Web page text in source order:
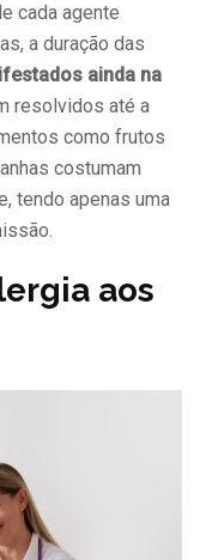
cada agente
a duração das
ainda na
resolvidos até a
como frutos
costumam
tendo apenas uma
aos